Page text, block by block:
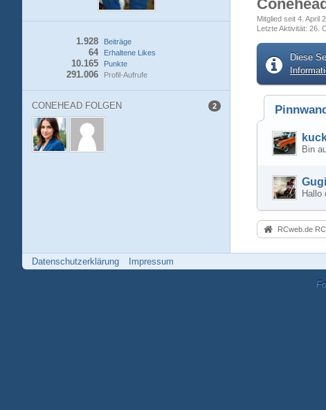
Beiträge
1.928
Erhaltene Likes
64
Punkte
10.165
Profil-Aufrufe
291.006
CONEHEAD FOLGEN 2
Mitglied seit 4. April
Letzte Aktivität 26.
Diese
Bin
Hallo
RCweb.de
Datenschutzerklärung Impressum